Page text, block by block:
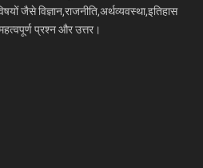
जैसे विज्ञान,राजनीति,अर्थव्यवस्था,इतिहास
प्रश्न और उत्तर।